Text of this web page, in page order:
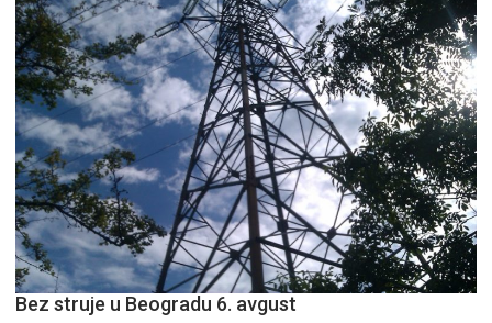
Bez struje u Beogradu 6. avgust